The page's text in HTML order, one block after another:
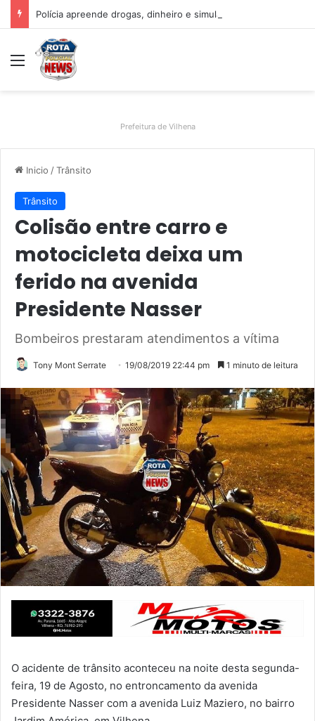
Menu
Prefeitura de Vilhena
Inicio /Trânsito
Trânsito
Colisão entre carro e
motocicleta deixa um
ferido na avenida
Presidente Nasser
Bombeiros prestaram atendimentos a vítima
Tony Mont Serrate 19/08/2019 22:44 pm 1 minuto de leitura
O acidente de trânsito aconteceu na noite desta segunda-
feira, 19 de Agosto, no entroncamento da avenida
Presidente Nasser com a avenida Luiz Maziero, no bairro